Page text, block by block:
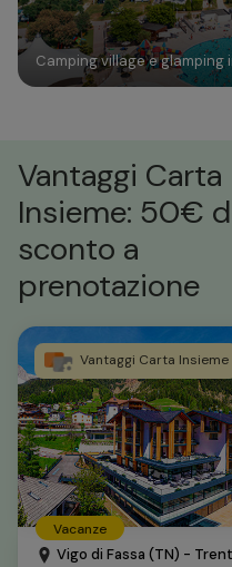
Camping village e glamping
Vantaggi Carta
Insieme: 50€
sconto a
prenotazione
Vantaggi Carta Insieme
Vacanze
Vigo di Fassa (TN) -